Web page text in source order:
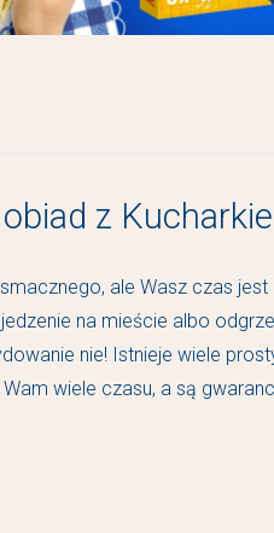
z
ale Wasz czas jest
na mieście albo
nie! Istnieje wiele
wiele czasu, a są